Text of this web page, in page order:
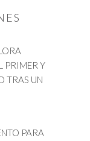
PRIMER Y
TRAS UN
PARA